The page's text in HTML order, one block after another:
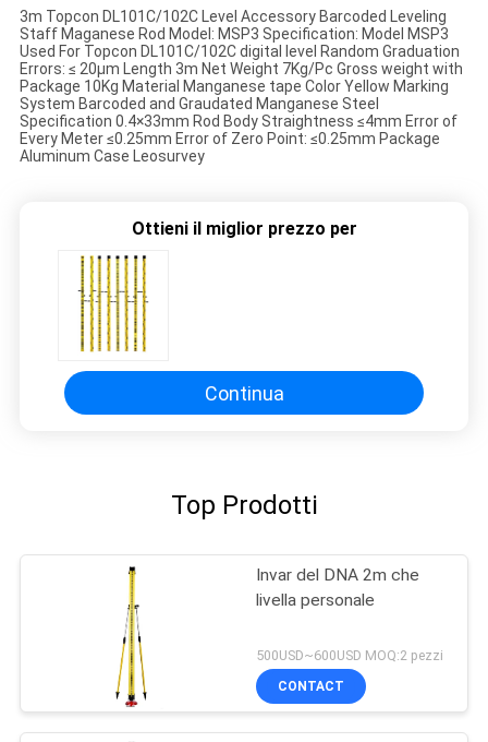
3m Topcon DL101C/102C Level Accessory Barcoded Leveling
Staff Maganese Rod Model: MSP3 Specification: Model MSP3
Used For Topcon DL101C/102C digital level Random Graduation
Errors: ≤ 20μm Length 3m Net Weight 7Kg/Pc Gross weight with
Package 10Kg Material Manganese tape Color Yellow Marking
System Barcoded and Graudated Manganese Steel
Specification 0.4×33mm Rod Body Straightness ≤4mm Error of
Every Meter ≤0.25mm Error of Zero Point: ≤0.25mm Package
Aluminum Case Leosurvey
Ottieni il miglior prezzo per
Continua
Top Prodotti
Invar del DNA 2m che
livella personale
500USD~600USD MOQ:2 pezzi
CONTACT